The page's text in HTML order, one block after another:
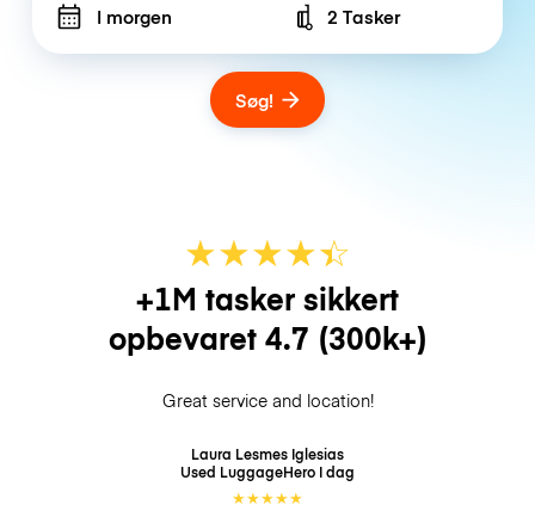
I morgen Number of bags
2 Tasker
Søg!
★★★★☆
★
+1M tasker sikkert
opbevaret 4.7 (300k+)
Great service and location!
Laura Lesmes Iglesias
Used LuggageHero I dag
★★★★★